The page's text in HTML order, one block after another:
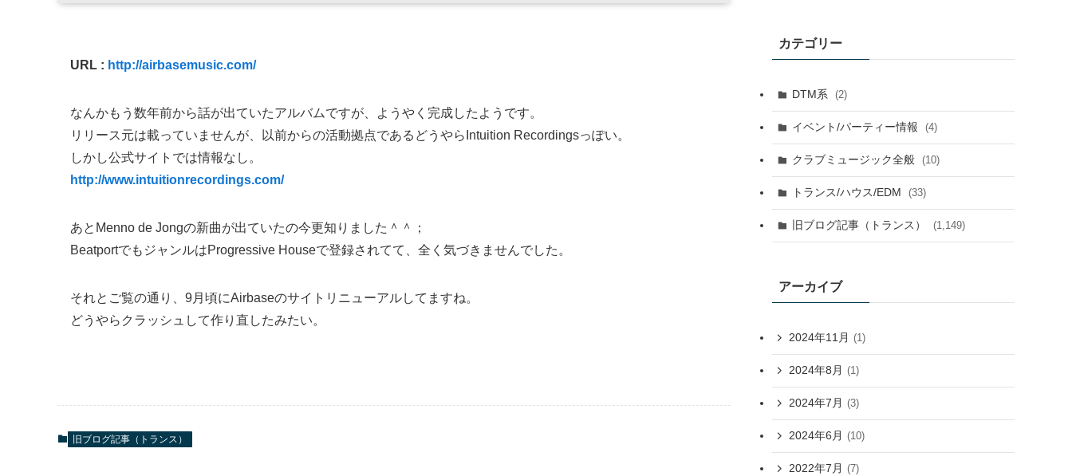
URL : http://airbasemusic.com/
なんかもう数年前から話が出ていたアルバムですが、ようやく完成したようです。
リリース元は載っていませんが、以前からの活動拠点であるどうやらIntuition Recordingsっぽい。
しかし公式サイトでは情報なし。
http://www.intuitionrecordings.com/
あとMenno de Jongの新曲が出ていたの今更知りました＾＾；
BeatportでもジャンルはProgressive Houseで登録されてて、全く気づきませんでした。
それとご覧の通り、9月頃にAirbaseのサイトリニューアルしてますね。
どうやらクラッシュして作り直したみたい。
旧ブログ記事（トランス）
カテゴリー
DTM系 (2)
イベント/パーティー情報 (4)
クラブミュージック全般 (10)
トランス/ハウス/EDM (33)
旧ブログ記事（トランス） (1,149)
アーカイブ
2024年11月 (1)
2024年8月 (1)
2024年7月 (3)
2024年6月 (10)
2022年7月 (7)